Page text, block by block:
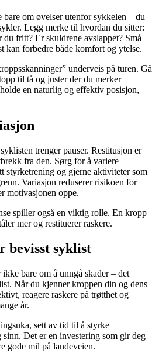
om øvelser utenfor sykkelen – du
Legg merke til hvordan du sitter:
fritt? Er skuldrene avslappet? Små
kan forbedre både komfort og ytelse.
underveis på turen. Gå
til tå og juster der du merker
en naturlig og effektiv posisjon,
trenger pauser. Restitusjon er
fra den. Sørg for å variere
styrketrening og gjerne aktiviteter som
Variasjon reduserer risikoen for
motivasjonen oppe.
spiller også en viktig rolle. En kropp
mer og restituerer raskere.
bevisst syklist
bare om å unngå skader – det
Når du kjenner kroppen din og dens
reagere raskere på trøtthet og
år.
sett av tid til å styrke
Det er en investering som gir deg
gode mil på landeveien.